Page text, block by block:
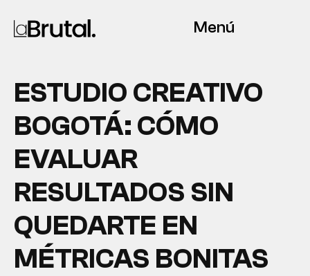
Menú
ESTUDIO CREATIVO
BOGOTÁ: CÓMO
EVALUAR
RESULTADOS SIN
QUEDARTE EN
MÉTRICAS BONITAS